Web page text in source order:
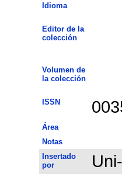
Idioma
Editor de la
colección
Volumen de
la colección
ISSN
Área
Notas
Insertado
por